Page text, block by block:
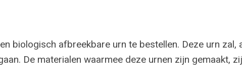
biologisch afbreekbare urn te bestellen. Deze urn
De materialen waarmee deze urnen zijn gemaakt,